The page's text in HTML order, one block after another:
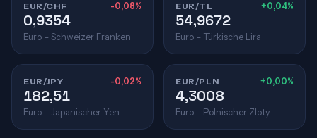
EUR/CHF -0,08%
0,9354
Euro – Schweizer Franken
EUR/TL +0,04%
54,9672
Euro – Türkische Lira
EUR/JPY -0,02%
182,51
Euro – Japanischer Yen
EUR/PLN +0,00%
4,3008
Euro – Polnischer Zloty